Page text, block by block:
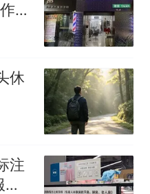
者
休
注